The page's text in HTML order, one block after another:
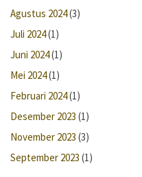
Agustus 2024(3)
Juli 2024(1)
Juni 2024(1)
Mei 2024(1)
Februari 2024(1)
Desember 2023 (1)
November 2023 (3)
September 2023 (1)